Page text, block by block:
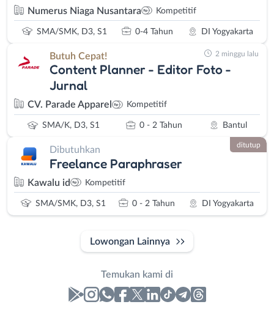
Numerus Niaga Nusantara Kompetitif
SMA/SMK, D3, S1 0-4 Tahun DI Yogyakarta
Butuh Cepat!
Content Planner - Editor Foto -
Jurnal
CV. Parade Apparel Kompetitif
SMA/K, D3, S1 0 - 2 Tahun Bantul
2 minggu lalu
Dibutuhkan
Freelance Paraphraser
Kawalu id Kompetitif
SMA/SMK, D3, S1 0 - 2 Tahun DI Yogyakarta
ditutup
Lowongan Lainnya
Temukan kami di